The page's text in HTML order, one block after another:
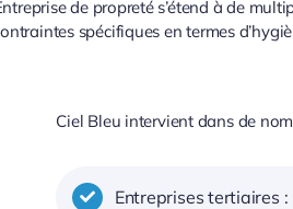
de propreté s’étend à de
spécifiques en termes
Ciel Bleu intervient dans de
Entreprises tertiaires